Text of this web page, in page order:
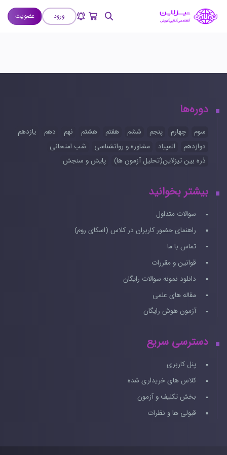
ورود عضویت
دوره‌ها
سوم چهارم پنجم ششم هفتم هشتم نهم دهم
یازدهم
دوازدهم
المپیاد مشاوره و روانشناسی
شب امتحانی
ذره بین تیزلاین(تحلیل آزمون ها)
پایش و سنجش
بیشتر بخوانید
سوالات متداول
راهنمای حضور کاربران در کلاس (اسکای روم)
تماس با ما
قوانین و مقررات
دانلود نمونه سوالات رایگان
مقاله های علمی
آزمون هوش رایگان
دسترسی سریع
پنل کاربری
کلاس های خریداری شده
بخش تکلیف و آزمون
قبولی ها و نظرات